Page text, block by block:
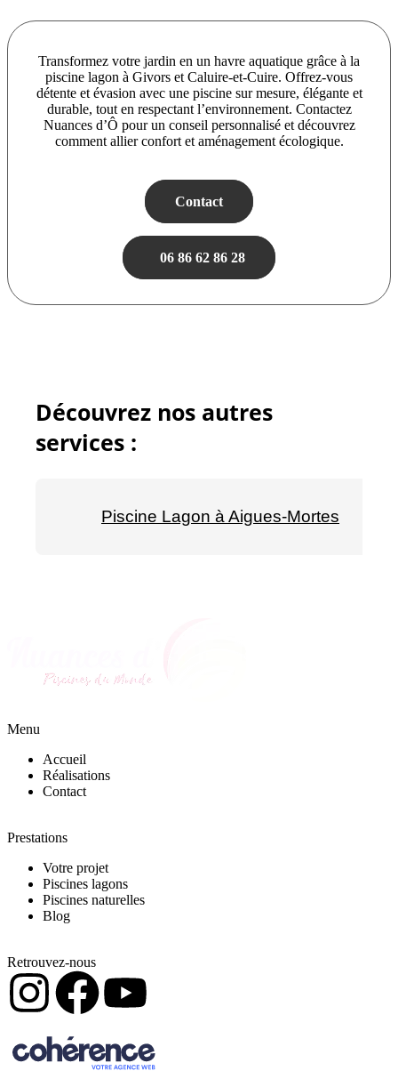
Transformez votre jardin en un havre aquatique grâce à la
piscine lagon à Givors et Caluire-et-Cuire. Offrez-vous
détente et évasion avec une piscine sur mesure, élégante et
durable, tout en respectant l’environnement. Contactez
Nuances d’Ô pour un conseil personnalisé et découvrez
comment allier confort et aménagement écologique.
Contact
06 86 62 86 28
Découvrez nos autres
services :
Piscine Lagon à Aigues-Mortes
Menu
Accueil
Réalisations
Contact
Prestations
Votre projet
Piscines lagons
Piscines naturelles
Blog
Retrouvez-nous